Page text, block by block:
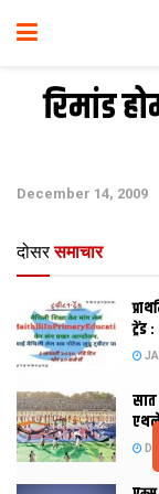
रिमांड
December 14, 2009
दोसर समाचार